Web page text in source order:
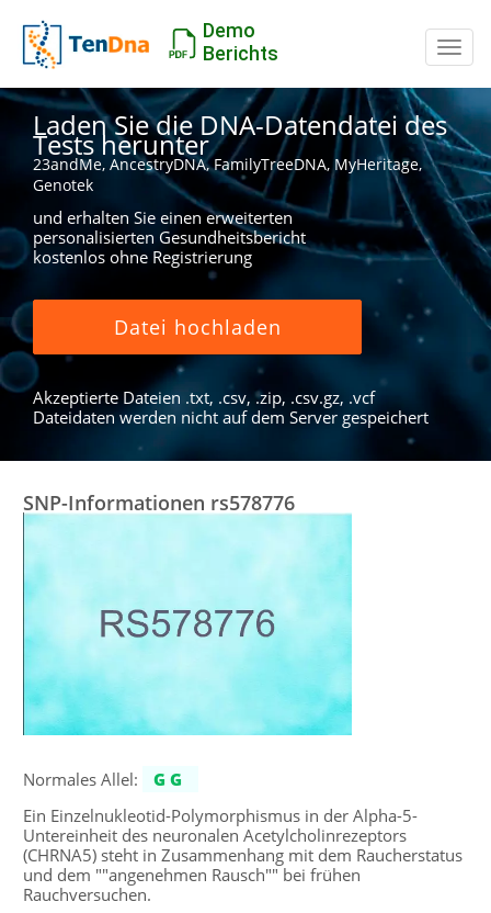
Demo
Berichts
Laden Sie die DNA-Datendatei des
Tests herunter
23andMe, AncestryDNA, FamilyTreeDNA, MyHeritage,
Genotek
und erhalten Sie einen erweiterten
personalisierten Gesundheitsbericht
kostenlos ohne Registrierung
Datei hochladen
Akzeptierte Dateien .txt, .csv, .zip, .csv.gz, .vcf
Dateidaten werden nicht auf dem Server gespeichert
SNP-Informationen rs578776
Normales Allel:
GG
Ein Einzelnukleotid-Polymorphismus in der Alpha-5-
Untereinheit des neuronalen Acetylcholinrezeptors
(CHRNA5) steht in Zusammenhang mit dem Raucherstatus
und dem ""angenehmen Rausch"" bei frühen
Rauchversuchen.